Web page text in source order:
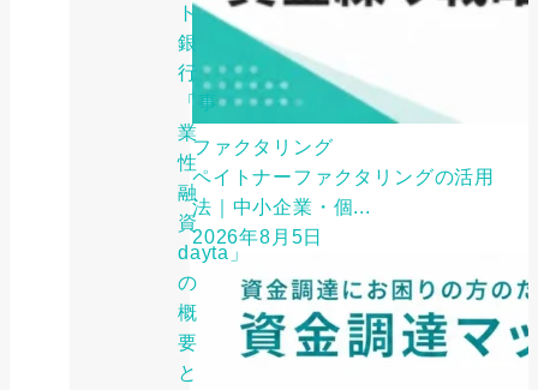
ト
銀
行
「事
業
性
融
資
dayta」
の
概
要
と
ファクタリング
ペイトナーファクタリングの活用
法｜中小企業・個...
2026年8月5日